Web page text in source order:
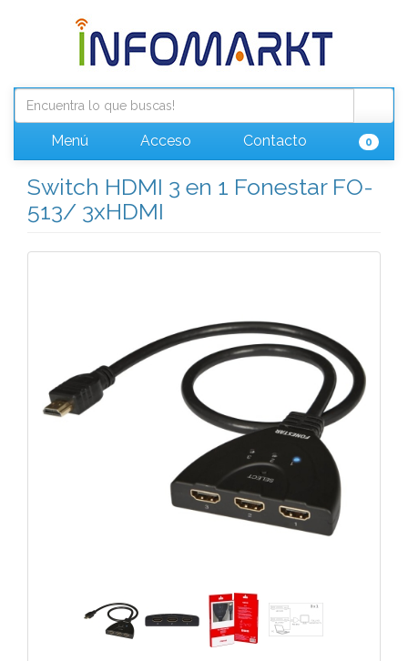
Menú Acceso Contacto 0
Switch HDMI 3 en 1 Fonestar FO-
513/ 3xHDMI